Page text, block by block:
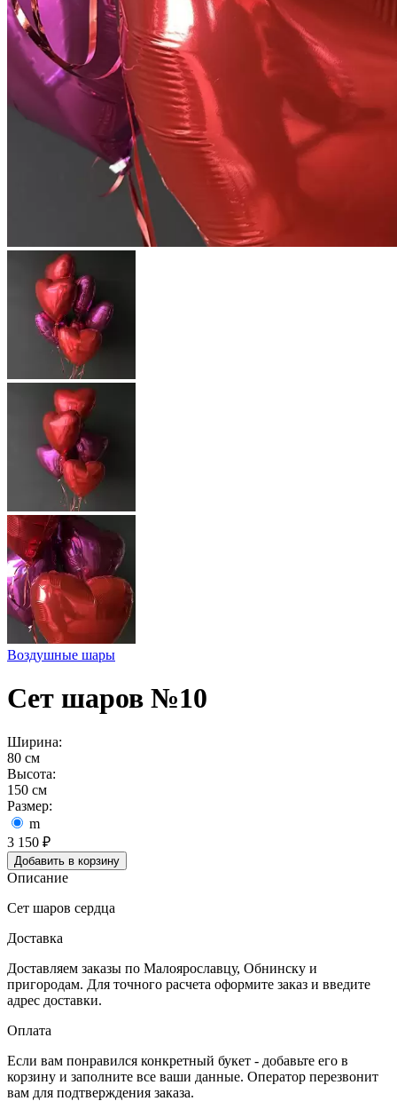
Воздушные шары
Сет шаров №10
Ширина:
80 см
Высота:
150 см
Размер:
m
3 150 ₽
Добавить в корзину
Описание
Сет шаров сердца
Доставка
Доставляем заказы по Малоярославцу, Обнинску и
пригородам. Для точного расчета оформите заказ и введите
адрес доставки.
Оплата
Eсли вам понравился конкретный букет - добавьте его в
корзину и заполните все ваши данные. Оператор перезвонит
вам для подтверждения заказа.